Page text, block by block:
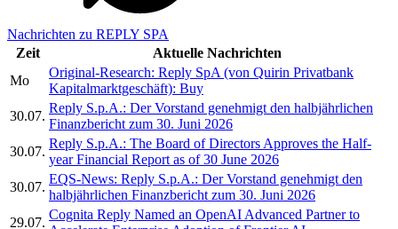
Nachrichten zu REPLY SPA
Zeit
Aktuelle Nachrichten
Mo
Original-Research: Reply SpA (von Quirin Privatbank
Kapitalmarktgeschäft): Buy
30.07.
Reply S.p.A.: Der Vorstand genehmigt den halbjährlichen
Finanzbericht zum 30. Juni 2026
30.07.
Reply S.p.A.: The Board of Directors Approves the Half-
year Financial Report as of 30 June 2026
30.07.
EQS-News: Reply S.p.A.: Der Vorstand genehmigt den
halbjährlichen Finanzbericht zum 30. Juni 2026
29.07.
Cognita Reply Named an OpenAI Advanced Partner to